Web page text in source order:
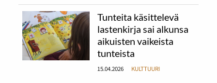
Tunteita käsittelevä
lastenkirja sai alkunsa
aikuisten vaikeista
tunteista
15.04.2026 KULTTUURI